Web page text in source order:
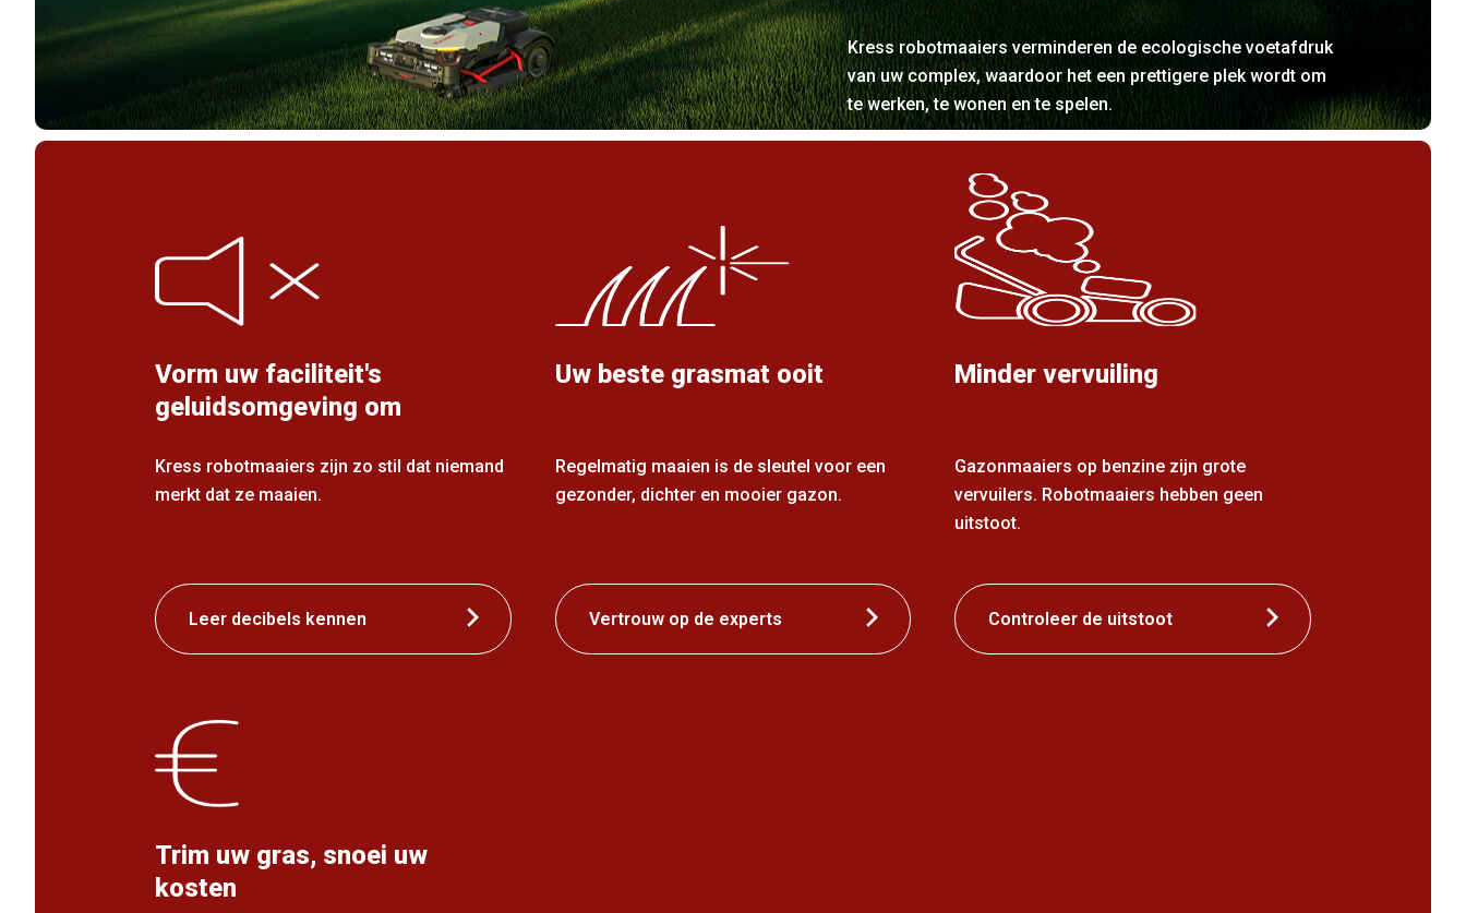
Kress robotmaaiers verminderen de ecologische voetafdruk
van uw complex, waardoor het een prettigere plek wordt om
te werken, te wonen en te spelen.
Vorm uw faciliteit's
geluidsomgeving om
Kress robotmaaiers zijn zo stil dat niemand
merkt dat ze maaien.
Leer decibels kennen
Uw beste grasmat ooit
Regelmatig maaien is de sleutel voor een
gezonder, dichter en mooier gazon.
Vertrouw op de experts
Minder vervuiling
Gazonmaaiers op benzine zijn grote
vervuilers. Robotmaaiers hebben geen
uitstoot.
Controleer de uitstoot
Trim uw gras, snoei uw
kosten